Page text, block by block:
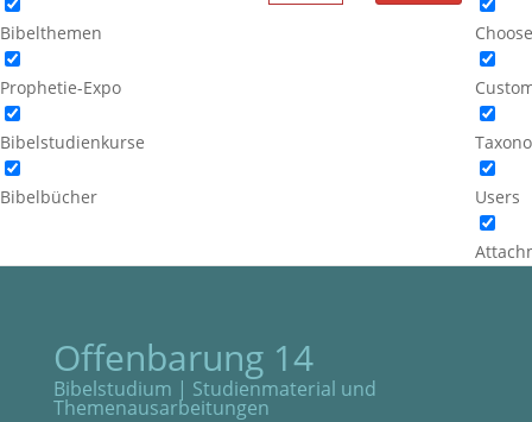
Bibelthemen
Prophetie-Expo
Bibelstudienkurse
Bibelbücher Users
Offenbarung 14
Bibelstudium | Studienmaterial und
Themenausarbeitungen